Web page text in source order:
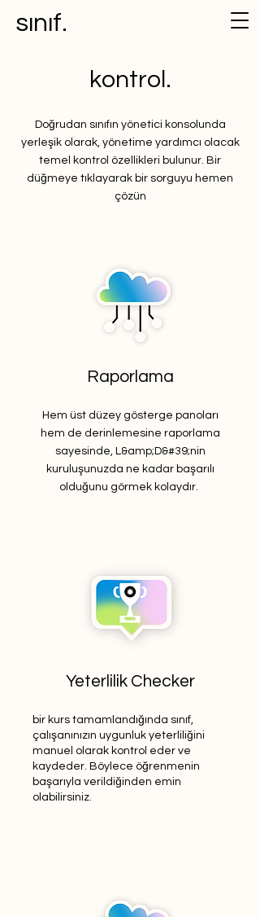
sınıf.
kontrol.
Doğrudan sınıfın yönetici konsolunda
yerleşik olarak, yönetime yardımcı olacak
temel kontrol özellikleri bulunur. Bir
düğmeye tıklayarak bir sorguyu hemen
çözün
Raporlama
Hem üst düzey gösterge panoları
hem de derinlemesine raporlama
sayesinde, L&amp;D&#39;nin
kuruluşunuzda ne kadar başarılı
olduğunu görmek kolaydır.
YeterlilikChecker
bir kurs tamamlandığında sınıf,
çalışanınızın uygunluk yeterliliğini
manuel olarak kontrol eder ve
kaydeder. Böylece öğrenmenin
başarıyla verildiğinden emin
olabilirsiniz.